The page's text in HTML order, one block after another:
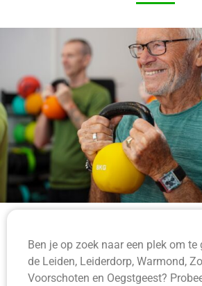
Ben je op zoek naar een plek om
de Leiden, Leiderdorp, Warmond,
Voorschoten en Oegstgeest?